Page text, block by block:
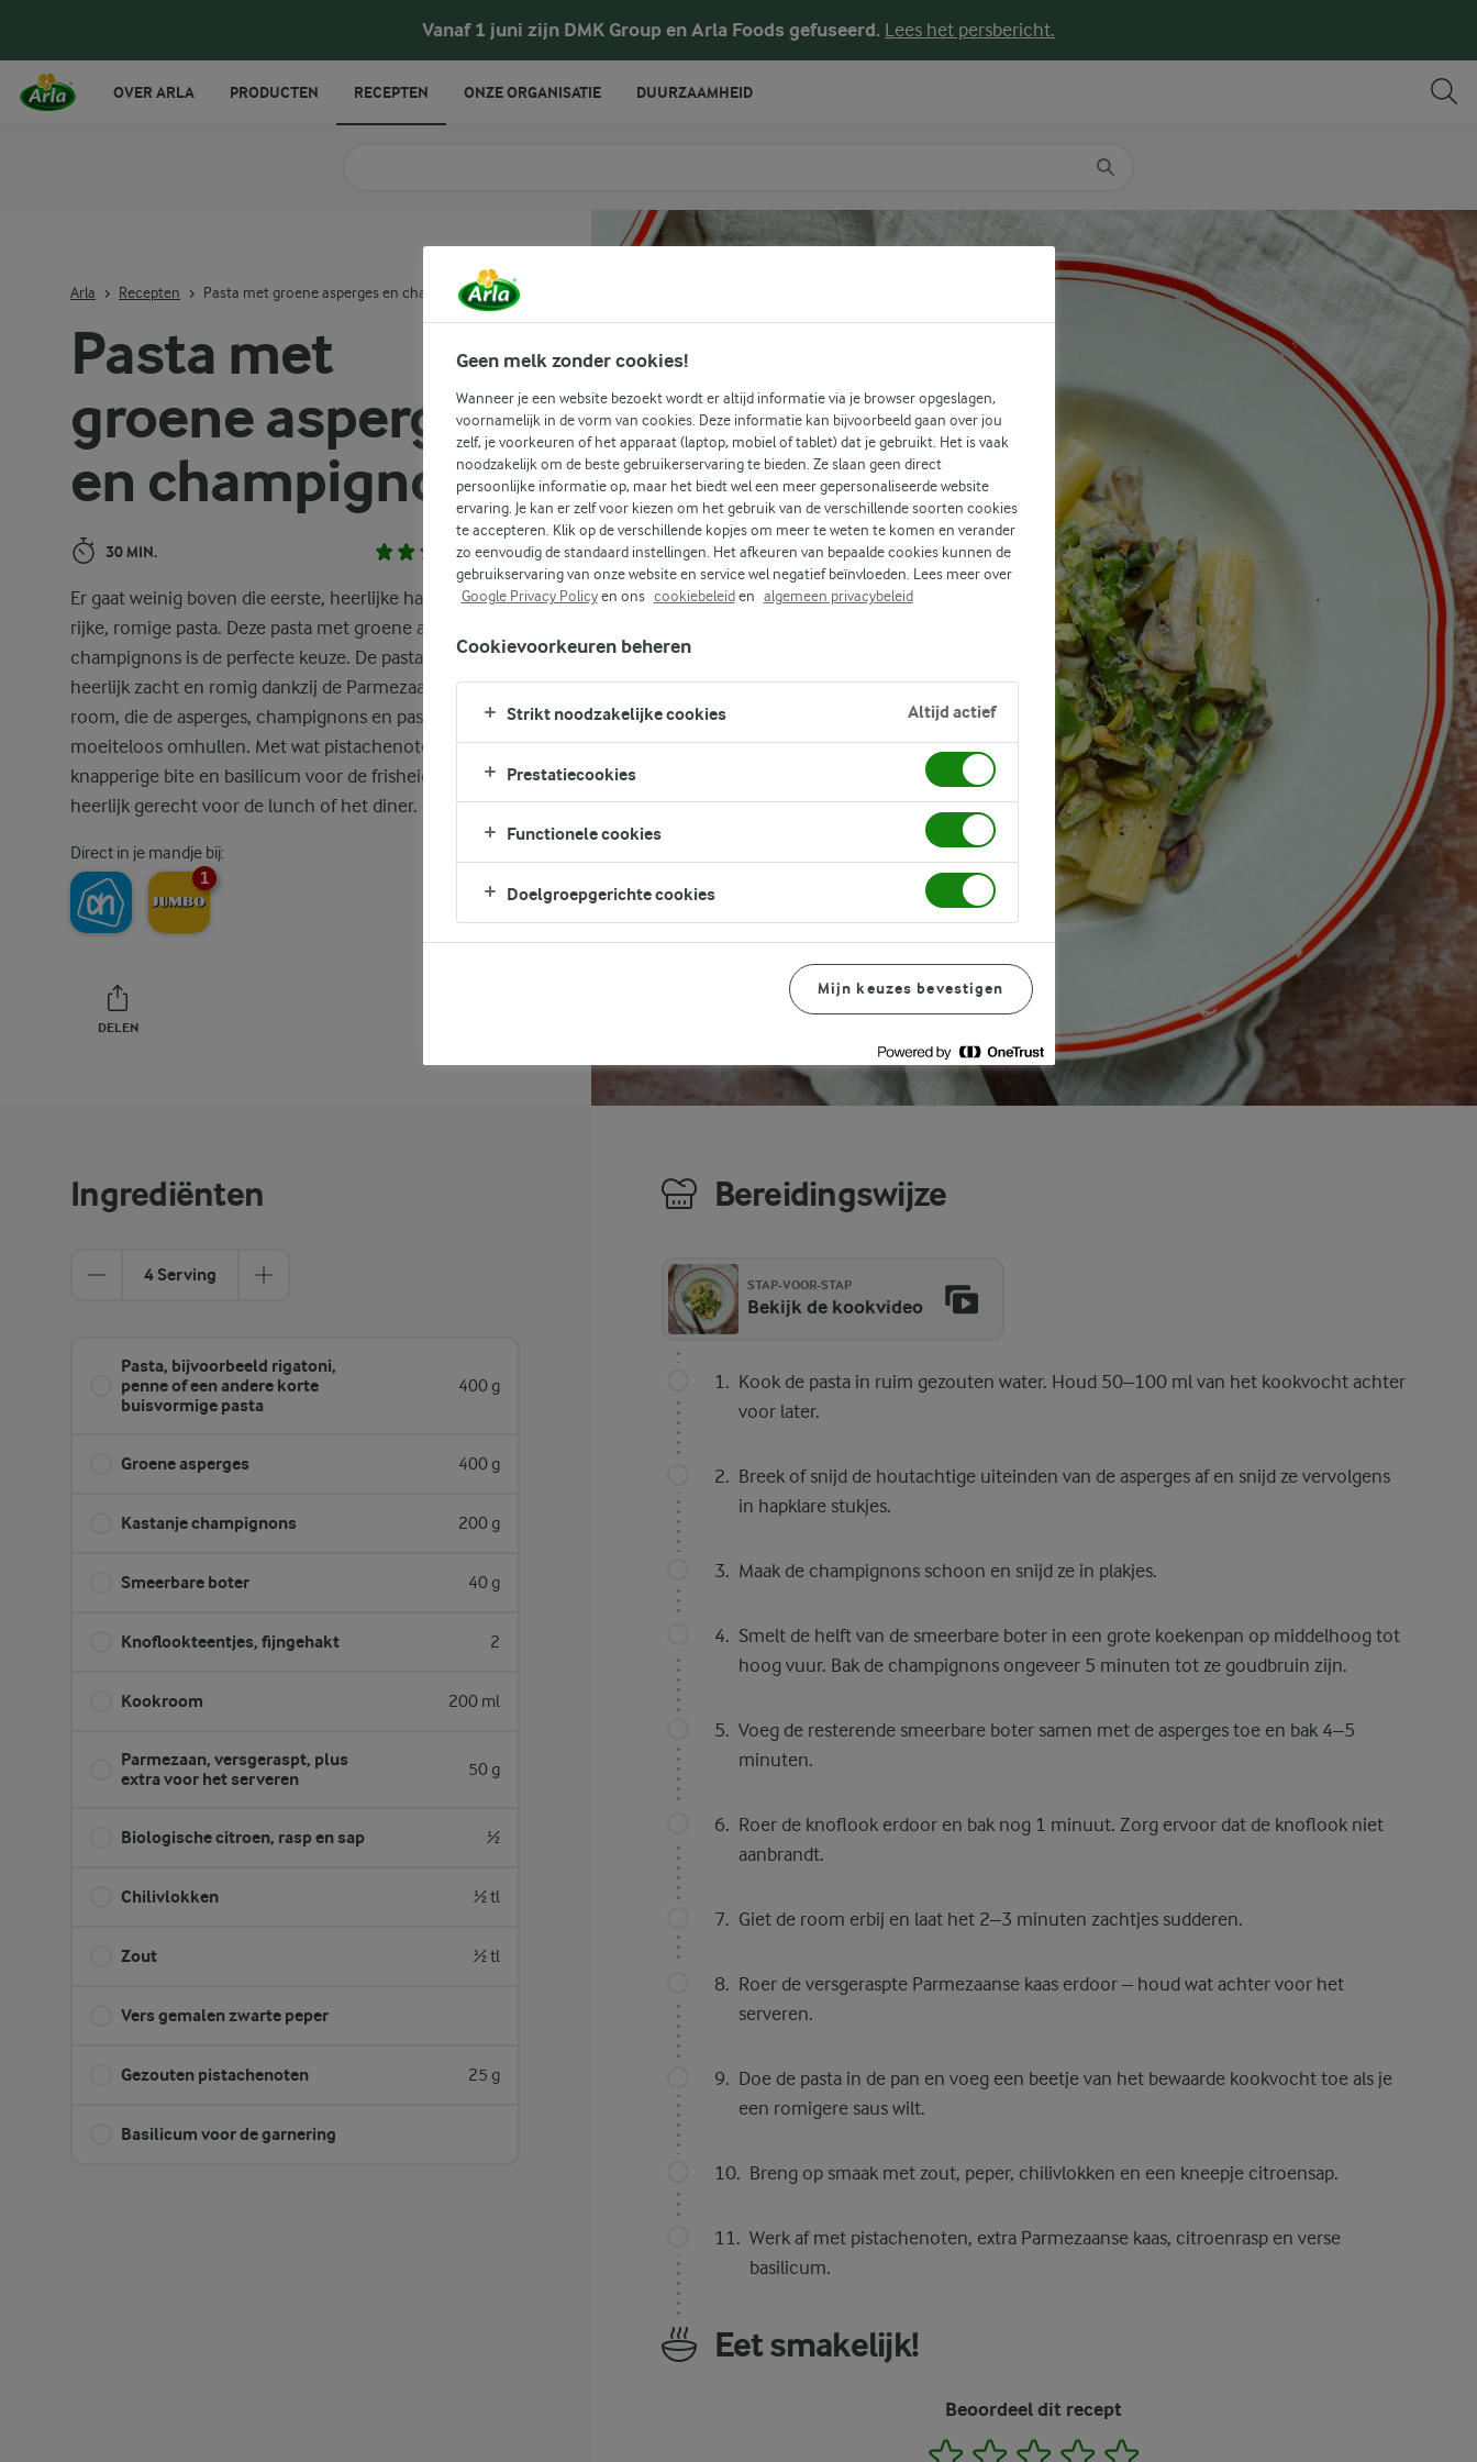
Vanaf 1 juni zijn DMK Group en Arla Foods gefuseerd. Lees het persbericht.
Pasta met
groene asperges
en champignons
30 MIN. (2)
Er gaat weinig boven die eerste, heerlijke hap van een
rijke, romige pasta. Deze pasta met groene asperges en
champignons is de perfecte keuze. De pasta blijft
heerlijk zacht en romig dankzij de Parmezaanse kaas en
room, die de asperges, champignons en pasta
moeiteloos omhullen. Met wat pistachenoten voor een
knapperige bite en basilicum voor de frisheid, is dit een
heerlijk gerecht voor de lunch of het diner.
Direct in je mandje bij:
1
DELEN
Arla Recepten Pasta met groene asperges en champignons
Ingrediënten
4 Serving
Pasta, bijvoorbeeld rigatoni,
penne of een andere korte
buisvormige pasta
400 g
Groene asperges 400 g
Kastanje champignons 200 g
Smeerbare boter 40 g
Knoflookteentjes, fijngehakt 2
Kookroom 200 ml
Parmezaan, versgeraspt, plus
extra voor het serveren
50 g
Biologische citroen, rasp en sap ½
Chilivlokken ½ tl
Zout ½ tl
Vers gemalen zwarte peper
Gezouten pistachenoten 25 g
Basilicum voor de garnering
Bereidingswijze
STAP-VOOR-STAP
Bekijk de kookvideo
Kook de pasta in ruim gezouten water. Houd 50–100 ml van het kookvocht achter
voor later.
Breek of snijd de houtachtige uiteinden van de asperges af en snijd ze vervolgens
in hapklare stukjes.
Maak de champignons schoon en snijd ze in plakjes.
Smelt de helft van de smeerbare boter in een grote koekenpan op middelhoog tot
hoog vuur. Bak de champignons ongeveer 5 minuten tot ze goudbruin zijn.
Voeg de resterende smeerbare boter samen met de asperges toe en bak 4–5
minuten.
Roer de knoflook erdoor en bak nog 1 minuut. Zorg ervoor dat de knoflook niet
aanbrandt.
Giet de room erbij en laat het 2–3 minuten zachtjes sudderen.
Roer de versgeraspte Parmezaanse kaas erdoor – houd wat achter voor het
serveren.
Doe de pasta in de pan en voeg een beetje van het bewaarde kookvocht toe als je
een romigere saus wilt.
Breng op smaak met zout, peper, chilivlokken en een kneepje citroensap.
Werk af met pistachenoten, extra Parmezaanse kaas, citroenrasp en verse
basilicum.
Eet smakelijk!
Beoordeel dit recept
1 2 3 4
OVER ARLA PRODUCTEN RECEPTEN ONZE ORGANISATIE DUURZAAMHEID
Geen melk zonder cookies!
Wanneer je een website bezoekt wordt er altijd informatie via je browser opgeslagen,
voornamelijk in de vorm van cookies. Deze informatie kan bijvoorbeeld gaan over jou
zelf, je voorkeuren of het apparaat (laptop, mobiel of tablet) dat je gebruikt. Het is vaak
noodzakelijk om de beste gebruikerservaring te bieden. Ze slaan geen direct
persoonlijke informatie op, maar het biedt wel een meer gepersonaliseerde website
ervaring. Je kan er zelf voor kiezen om het gebruik van de verschillende soorten cookies
te accepteren. Klik op de verschillende kopjes om meer te weten te komen en verander
zo eenvoudig de standaard instellingen. Het afkeuren van bepaalde cookies kunnen de
gebruikservaring van onze website en service wel negatief beïnvloeden. Lees meer over
Google Privacy Policyen ons cookiebeleiden algemeen privacybeleid
Cookievoorkeuren beheren
Strikt noodzakelijke cookies Altijd actief
Prestatiecookies
Functionele cookies
Doelgroepgerichte cookies
Mijn keuzes bevestigen